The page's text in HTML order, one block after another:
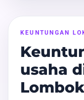
KEUNTUNGAN
usaha